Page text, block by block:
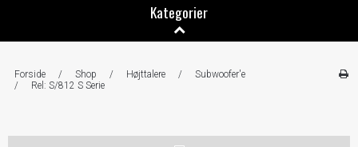
Kategorier
Forside / Shop / Højttalere /
Subwoofer'e
/
Rel: S/812 S Serie